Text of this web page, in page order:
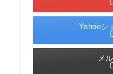
Yahooシ
メ